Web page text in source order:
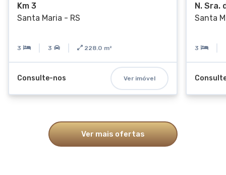
Km 3
Santa Maria - RS
3 3 228.0 m²
Consulte-nos Ver imóvel
N. Sra.
Santa
3
Ver mais ofertas